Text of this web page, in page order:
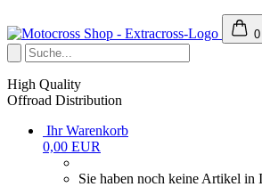
0
High Quality
Offroad Distribution
Ihr Warenkorb
0,00 EUR
Sie haben noch keine Artikel in